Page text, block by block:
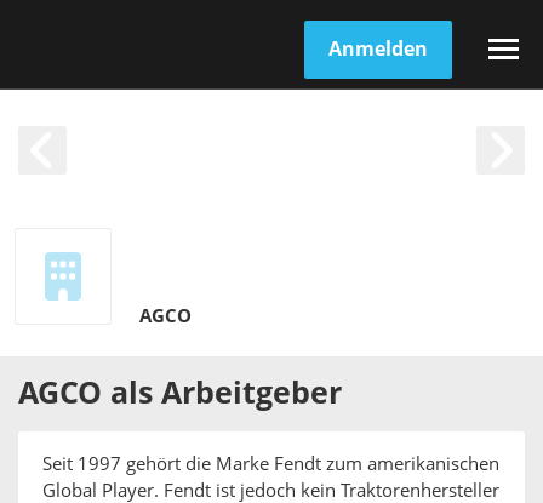
Anmelden
AGCO
AGCO als Arbeitgeber
Seit 1997 gehört die Marke Fendt zum amerikanischen
Global Player. Fendt ist jedoch kein Traktorenhersteller